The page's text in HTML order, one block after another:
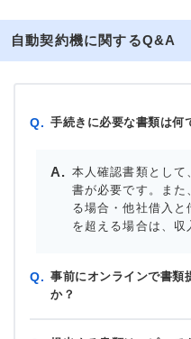
自動契約機に関するQ&A
Q. 手続きに必要な書類は何
本人確認書類として
書が必要です。また
る場合・他社借入
を超える場合は、収
Q. 事前にオンラインで書類
か？